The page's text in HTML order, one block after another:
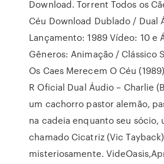
Download. Torrent Todos os
Céu Download Dublado / Dual
Lançamento: 1989 Vídeo: 10 e
Gêneros: Animação / Clássico
Os Caes Merecem O Céu
R Oficial Dual Áudio – Charlie
um cachorro pastor alemão,
na cadeia enquanto seu sócio,
chamado Cicatriz (Vic
misteriosamente.